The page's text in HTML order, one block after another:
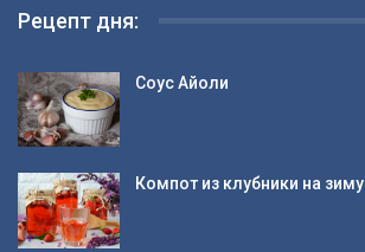
Рецепт дня:
Соус Айоли
Компот из клубники на зиму